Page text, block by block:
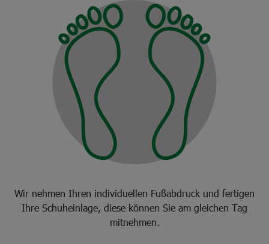
Wir nehmen Ihren individuellen Fußabdruck und fertigen
Ihre Schuheinlage, diese können Sie am gleichen Tag
mitnehmen.